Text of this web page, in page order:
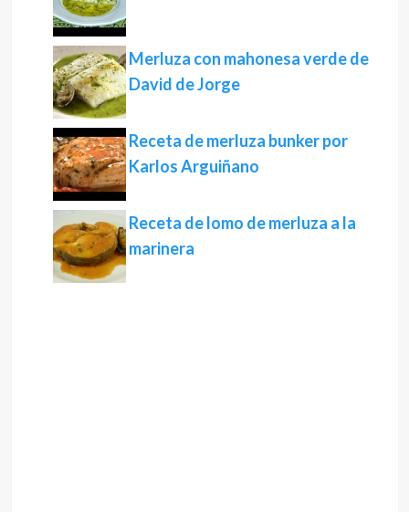
Merluza con mahonesa verde de
David de Jorge
Receta de merluza bunker por
Karlos Arguiñano
Receta de lomo de merluza a la
marinera